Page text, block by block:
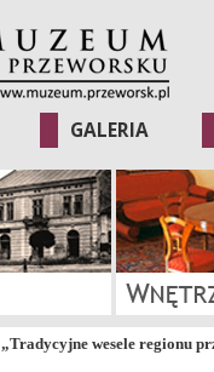
GALERIA
„Tradycyjne wesele regionu